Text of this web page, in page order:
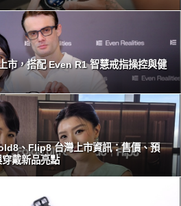
市，搭配 Even R1 智慧戒指操控與健
、Flip8 台灣上市資訊：售價、預
戴新品亮點